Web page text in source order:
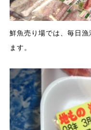
鮮魚売り場では、毎日
ます。